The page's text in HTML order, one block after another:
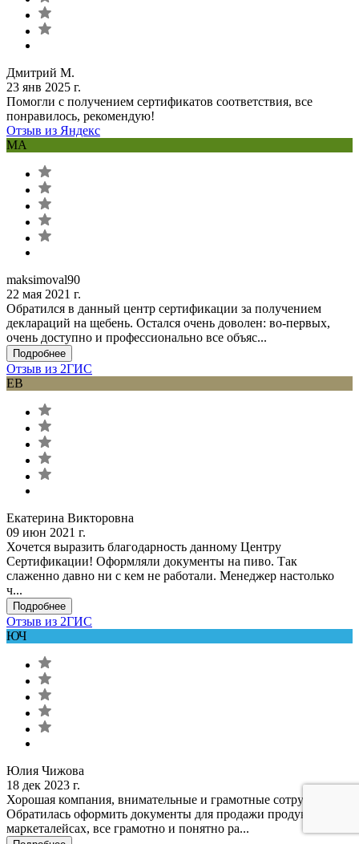
Дмитрий М.
23 янв 2025 г.
Помогли с получением сертификатов соответствия, все
понравилось, рекомендую!
Отзыв из Яндекс
MA
maksimoval90
22 мая 2021 г.
Обратился в данный центр сертификации за получением
деклараций на щебень. Остался очень доволен: во-первых,
очень доступно и профессионально все объяс...
Подробнее
Отзыв из 2ГИС
ЕВ
Екатерина Викторовна
09 июн 2021 г.
Хочется выразить благодарность данному Центру
Сертификации! Оформляли документы на пиво. Так
слаженно давно ни с кем не работали. Менеджер настолько
ч...
Подробнее
Отзыв из 2ГИС
ЮЧ
Юлия Чижова
18 дек 2023 г.
Хорошая компания, внимательные и грамотные сотрудники!
Обратилась оформить документы для продажи продукции на
маркеталейсах, все грамотно и понятно ра...